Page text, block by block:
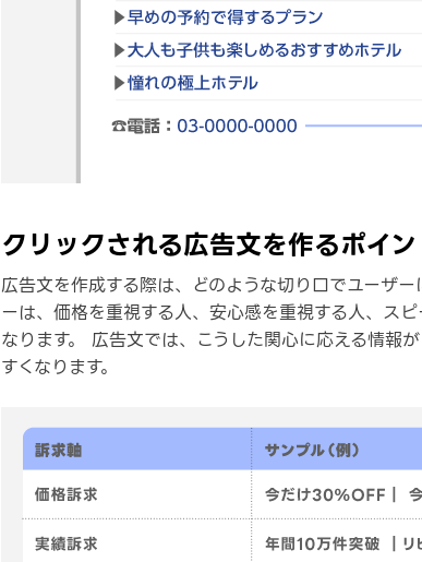
クリックされる広告文を作るポイン
広告文を作成する際は、どのような切り口でユーザ
ーは、価格を重視する人、安心感を重視する人、ス
なります。 広告文では、こうした関心に応える情報
すくなります。